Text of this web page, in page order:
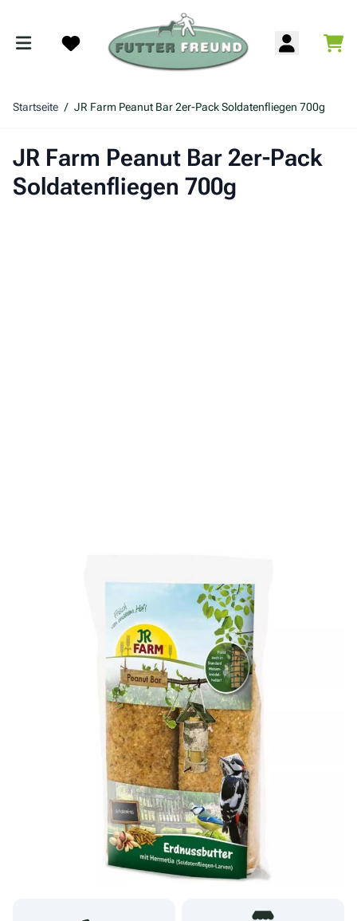
Startseite / JR Farm Peanut Bar 2er-Pack Soldatenfliegen 700g
JR Farm Peanut Bar 2er-Pack
Soldatenfliegen 700g
Die JR Farm Erdnussbutter mit schmackhaften
Soldatenfliegen-Larven bietet ein „langes“ Pickvergnügen
für alle Wildvögel. Diese wurden speziell für die Fütterung
von Wildvögeln entwickelt.
Menge
Warenkorb
zzgl. VersandLieferzeit 1-3 Werktage